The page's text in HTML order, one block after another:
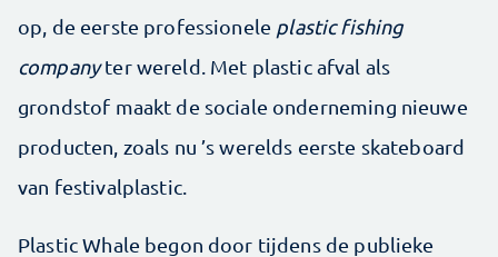
op, de eerste professionele plastic fishing
companyter wereld. Met plastic afval als
grondstof maakt de sociale onderneming nieuwe
producten, zoals nu ’s werelds eerste skateboard
van festivalplastic.
Plastic Whale begon door tijdens de publieke